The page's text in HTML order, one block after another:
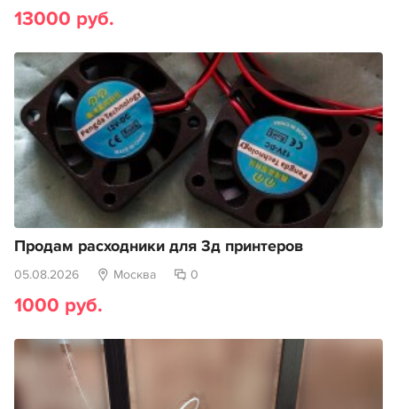
13000 руб.
Продам расходники для 3д принтеров
05.08.2026 Москва 0
1000 руб.